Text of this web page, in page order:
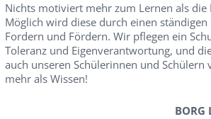
Nichts motiviert mehr zum Lernen als die
Möglich wird diese durch einen ständigen
Fordern und Fördern. Wir pflegen ein
Toleranz und Eigenverantwortung, und
auch unseren Schülerinnen und
mehr als Wissen!